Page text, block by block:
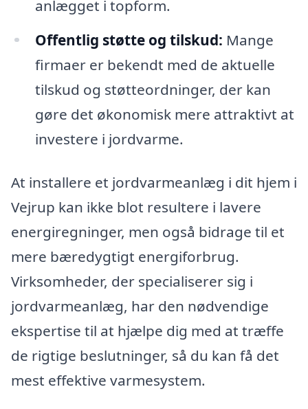
anlægget i topform.
Offentlig støtte og tilskud: Mange
firmaer er bekendt med de aktuelle
tilskud og støtteordninger, der kan
gøre det økonomisk mere attraktivt at
investere i jordvarme.
At installere et jordvarmeanlæg i dit hjem i
Vejrup kan ikke blot resultere i lavere
energiregninger, men også bidrage til et
mere bæredygtigt energiforbrug.
Virksomheder, der specialiserer sig i
jordvarmeanlæg, har den nødvendige
ekspertise til at hjælpe dig med at træffe
de rigtige beslutninger, så du kan få det
mest effektive varmesystem.